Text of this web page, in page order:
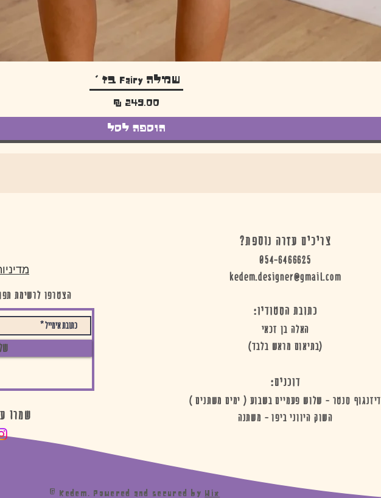
תצוגה מהירה
שמלה Fairy בז׳
מחיר
הוספה לסל
הצטרפו לרשימת
:)
צריכים עזרה נוספת?
054-6466625
kedem.designer@gmail.com
כתובת הסטודיו:
האלה בן זכאי
(בתיאום מראש בלבד)
דוכנים:
דיזנגוף סנטר - שלוש פעמיים בשבוע ( ימים משתנים )
השוק היווני ביפו - משתנה
© Kedem. Powered and secured by Wix